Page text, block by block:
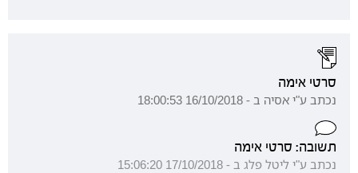
סרטי אימה
נכתב ע"י אסיה ב - 16/10/2018 18:00:53
תשובה: סרטי אימה
נכתב ע"י ליטל פלג ב - 17/10/2018 15:06:20